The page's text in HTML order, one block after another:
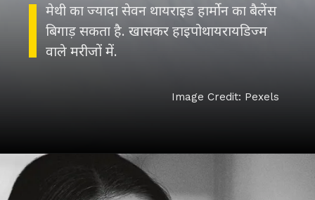
मेथी का ज्यादा सेवन थायराइड हार्मोन का बैलेंस
बिगाड़ सकता है. खासकर हाइपोथायरायडिज्म